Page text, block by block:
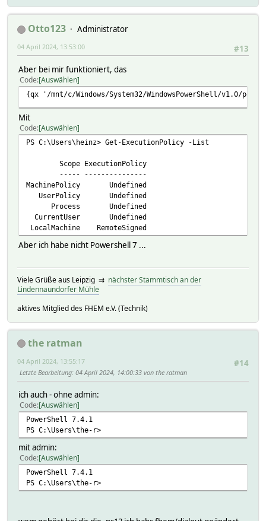
Otto123
Administrator
#13
04 April 2024, 13:53:00
Aber bei mir funktioniert, das
Code Auswählen
{qx '/mnt/c/Windows/System32/WindowsPowerShell/
Mit
Code Auswählen
PS C:\Users\heinz> Get-ExecutionPolicy -List
Scope ExecutionPolicy
----- ---------------
MachinePolicy Undefined
UserPolicy Undefined
Process Undefined
CurrentUser Undefined
LocalMachine RemoteSigned
Aber ich habe nicht Powershell 7 ...
Viele Grüße aus Leipzig ⇉ nächster Stammtisch an der
Lindennaundorfer Mühle
aktives Mitglied des FHEM e.V. (Technik)
the ratman
#14
04 April 2024, 13:55:17
Letzte Bearbeitung: 04 April 2024, 14:00:33 von the ratman
ich auch - ohne admin:
Code Auswählen
PowerShell 7.4.1
PS C:\Users\the-r>
mit admin:
Code Auswählen
PowerShell 7.4.1
PS C:\Users\the-r>